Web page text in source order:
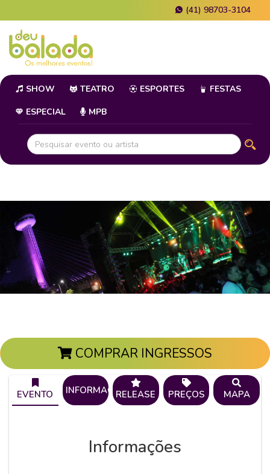
(41) 98703-3104
SHOW TEATRO ESPORTES FESTAS
ESPECIAL MPB
COMPRAR INGRESSOS
EVENTO INFORMAÇÕESRELEASE PREÇOS MAPA
Informações